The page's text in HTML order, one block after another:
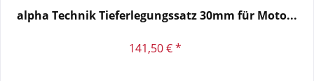
alpha Technik Tieferlegungssatz 30mm für Moto...
141,50 € *